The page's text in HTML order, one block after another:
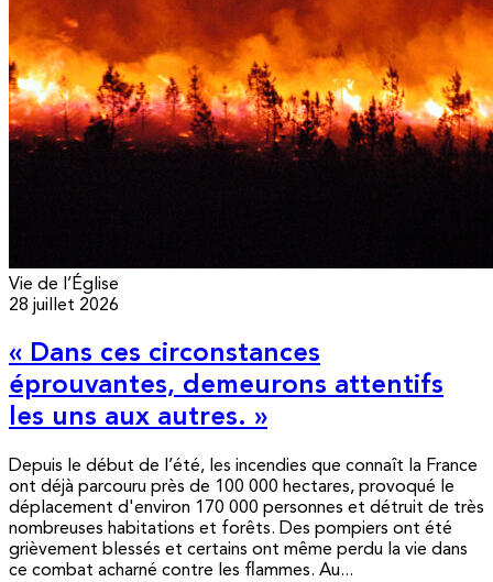
Vie de l’Église
28 juillet 2026
« Dans ces circonstances
éprouvantes, demeurons attentifs
les uns aux autres. »
Depuis le début de l’été, les incendies que connaît la France
ont déjà parcouru près de 100 000 hectares, provoqué le
déplacement d'environ 170 000 personnes et détruit de très
nombreuses habitations et forêts. Des pompiers ont été
grièvement blessés et certains ont même perdu la vie dans
ce combat acharné contre les flammes. Au...